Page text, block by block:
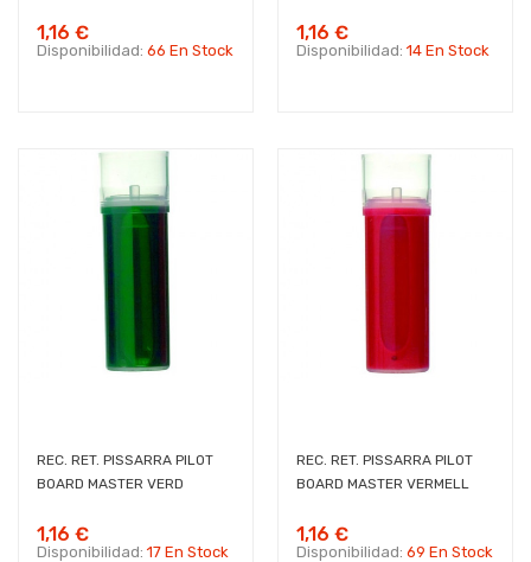
1,16 €
Disponibilidad: 66 En Stock
1,16 €
Disponibilidad: 14 En Stock
REC. RET. PISSARRA PILOT
BOARD MASTER VERD
1,16 €
Disponibilidad: 17 En Stock
REC. RET. PISSARRA PILOT
BOARD MASTER VERMELL
1,16 €
Disponibilidad: 69 En Stock